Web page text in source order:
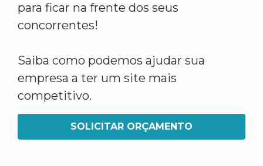
para ficar na frente dos seus
concorrentes!
Saiba como podemos ajudar sua
empresa a ter um site mais
competitivo.
SOLICITAR ORÇAMENTO